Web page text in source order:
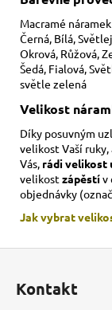
Macramé
Černá, Bílá,
Okrová, Růžová,
Šedá, Fialová,
světle zelená
Velikost
Díky posuvným
velikost Vaší ruky,
Vás, rádi velikost
velikostzápěstív
objednávky
Jak vybrat
Kontakt